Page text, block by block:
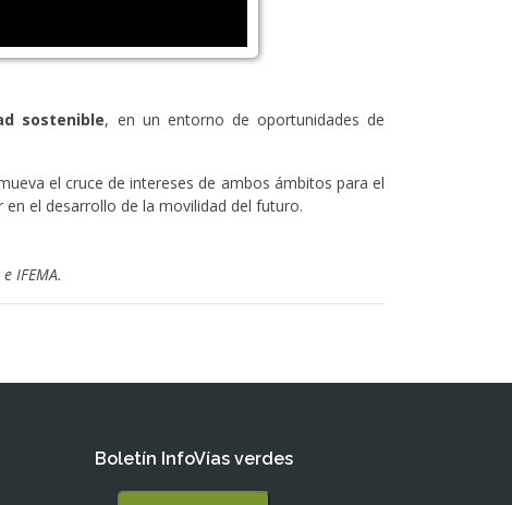
sostenible, en un entorno de oportunidades de
el cruce de intereses de ambos ámbitos para el
el desarrollo de la movilidad del futuro.
IFEMA.
Boletín InfoVías verdes